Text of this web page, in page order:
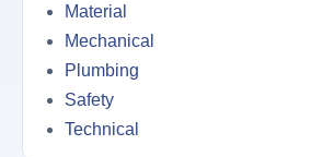
Material
Mechanical
Plumbing
Safety
Technical